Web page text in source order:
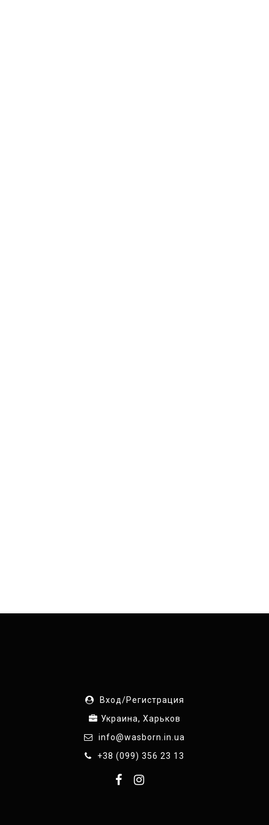
Вход/Регистрация
Украина, Харьков
info@wasborn.in.ua
+38 (099) 356 23 13